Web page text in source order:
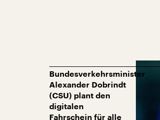
Bundesverkehrsminister
Alexander Dobrindt
(CSU) plant den
digitalen
Fahrschein für alle